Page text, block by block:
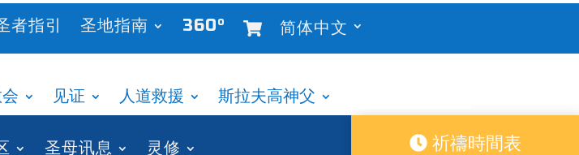
者指引 圣地指南 360° 简体中文
见证 人道救援 斯拉夫高神父
圣母讯息 灵修 祈禱時間表